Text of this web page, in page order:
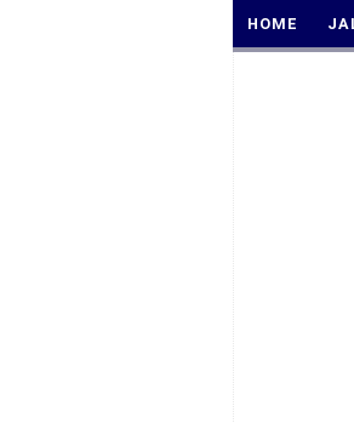
HOME